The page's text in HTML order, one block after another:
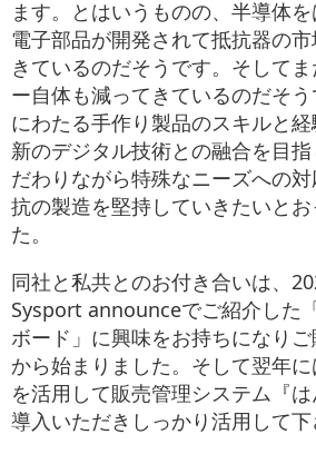
ます。とはいうものの、半導体
電子部品が開発されて抵抗器の
きているのだそうです。そして
ー自体も減ってきているのだそ
にわたる手作り製品のスキルと
新のデジタル技術との融合を目
だわりながら特殊なニーズへの
抗の製造を堅持していきたいと
た。
同社と私共とのお付き合いは、
Sysport announceでご紹介した
ボード」に興味をお持ちになり
から始まりました。そして翌年
を活用して販売管理システム『
導入いただきしっかり活用して下